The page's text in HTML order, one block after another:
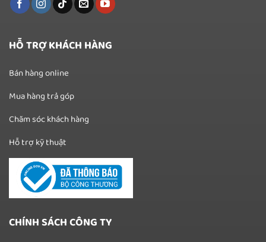
HỖ TRỢ KHÁCH HÀNG
Bán hàng online
Mua hàng trả góp
Chăm sóc khách hàng
Hỗ trợ kỹ thuật
CHÍNH SÁCH CÔNG TY